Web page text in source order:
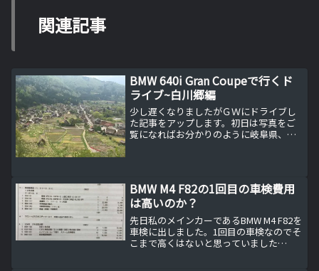
関連記事
BMW 640i Gran Coupeで行くド
ライブ~白川郷編
少し遅くなりましたがＧＷにドライブし
た記事をアップします。初日は写真をご
覧になればお分かりのように岐阜県、石
BMW M4 F82の1回目の車検費用
は高いのか？
先日私のメインカーであるBMW M4 F82を
車検に出しました。1回目の車検なのでそ
こまで高くはないと思っていました